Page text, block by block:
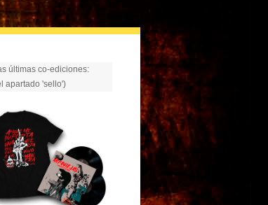
últimas co-ediciones:
apartado 'sello')